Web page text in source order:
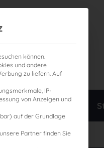
Mitarbeiterschulung
können.
und andere
zu liefern. Auf
IP-
von Anzeigen und
auf der Grundlage
Partner finden Sie